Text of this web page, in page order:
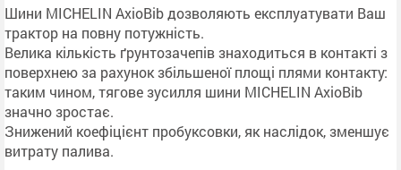
Шини MICHELIN AxioBib дозволяють експлуатувати Ваш
трактор на повну потужність.
Велика кількість ґрунтозачепів знаходиться в контакті з
поверхнею за рахунок збільшеної площі плями контакту:
таким чином, тягове зусилля шини MICHELIN AxioBib
значно зростає.
Знижений коефіцієнт пробуксовки, як наслідок, зменшує
витрату палива.